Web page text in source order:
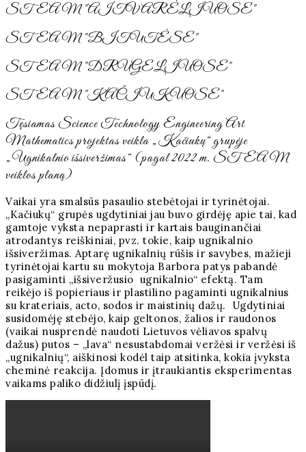
STEAM "AITVARĖLIUOSE"
STEAM "BITUTĖSE"
STEAM "DRUGELIUOSE"
STEAM "KAČIUKUOSE"
Tęsiamas Science Technology Engineering Art
Mathematics projektas veikla „Kačiukų“ grupėje
„Ugnikalnio išsiveržimas“ (pagal 2022 m. STEAM
veiklos planą)
Vaikai yra smalsūs pasaulio stebėtojai ir tyrinėtojai.
„Kačiukų“ grupės ugdytiniai jau buvo girdėję apie tai, kad
gamtoje vyksta nepaprasti ir kartais bauginančiai
atrodantys reiškiniai, pvz. tokie, kaip ugnikalnio
išsiveržimas. Aptarę ugnikalnių rūšis ir savybes, mažieji
tyrinėtojai kartu su mokytoja Barbora patys pabandė
pasigaminti „išsiveržusio ugnikalnio“ efektą. Tam
reikėjo iš popieriaus ir plastilino pagaminti ugnikalnius
su krateriais, acto, sodos ir maistinių dažų. Ugdytiniai
susidomėję stebėjo, kaip geltonos, žalios ir raudonos
(vaikai nusprendė naudoti Lietuvos vėliavos spalvų
dažus) putos – „lava“ nesustabdomai veržėsi ir veržėsi iš
„ugnikalnių“, aiškinosi kodėl taip atsitinka, kokia įvyksta
cheminė reakcija. Įdomus ir įtraukiantis eksperimentas
vaikams paliko didžiulį įspūdį.